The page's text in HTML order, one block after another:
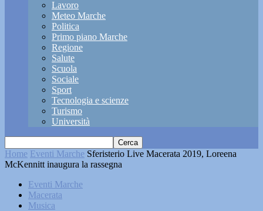
Lavoro
Meteo Marche
Politica
Primo piano Marche
Regione
Salute
Scuola
Sociale
Sport
Tecnologia e scienze
Turismo
Università
Home Eventi Marche Sferisterio Live Macerata 2019, Loreena
McKennitt inaugura la rassegna
Eventi Marche
Macerata
Musica